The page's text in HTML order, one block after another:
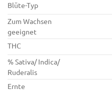
Blüte-Typ
Zum Wachsen
geeignet
THC
% Sativa/ Indica/
Ruderalis
Ernte